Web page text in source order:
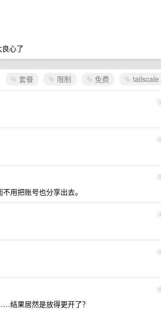
心了
套餐 限制 免费 tailscale
1
2
3
用把账号也分享出去。
4
5
6
结果居然是放得更开了？